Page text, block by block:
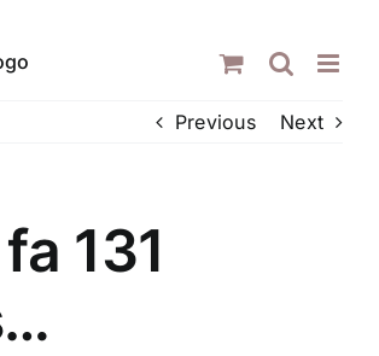
Previous
Next
131